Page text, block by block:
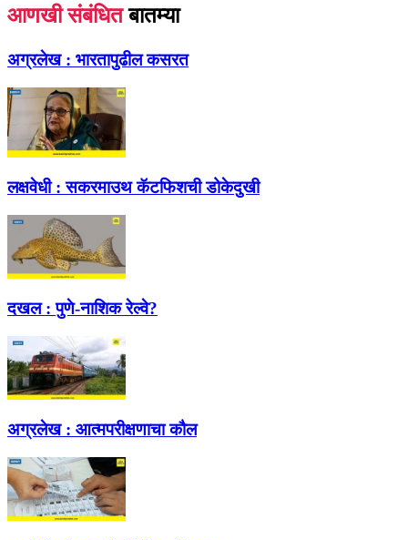
आणखी संबंधित बातम्या
अग्रलेख : भारतापुढील कसरत
लक्षवेधी : सकरमाउथ कॅटफिशची डोकेदुखी
दखल : पुणे-नाशिक रेल्वे?
अग्रलेख : आत्मपरीक्षणाचा कौल